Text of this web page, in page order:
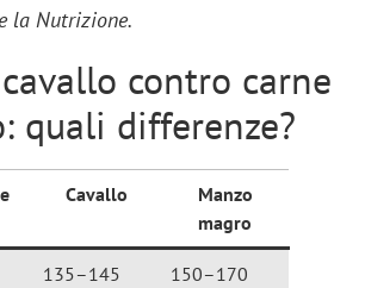
la Nutrizione.
contro carne
quali differenze?
Cavallo
Manzo
magro
135–145
150–170